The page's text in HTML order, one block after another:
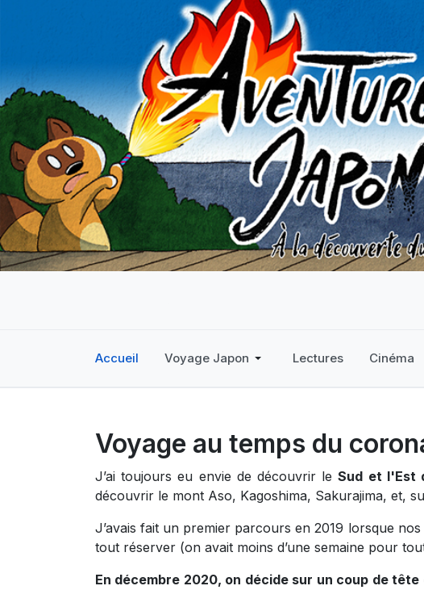
Accueil Voyage Japon Lectures Cinéma
Voyage au temps du
J’ai toujours eu envie de découvrir leSud et l'Est
découvrir le mont Aso, Kagoshima, Sakurajima, et,
J’avais fait un premier parcours en 2019 lorsque
tout réserver (on avait moins d’une semaine pour
En décembre 2020, on décide sur un coup de